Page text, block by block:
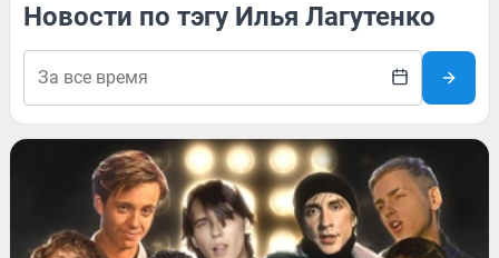
Новости по тэгу Илья Лагутенко